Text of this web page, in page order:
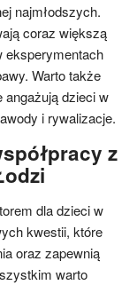
najmłodszych.
coraz większą
eksperymentach
Warto także
dzieci w
i rywalizacje.
z
dla dzieci w
kwestii, które
oraz zapewnią
warto